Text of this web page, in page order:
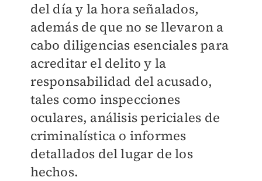
del día y la hora señalados,
además de que no se llevaron a
cabo diligencias esenciales para
acreditar el delito y la
responsabilidad del acusado,
tales como inspecciones
oculares, análisis periciales de
criminalística o informes
detallados del lugar de los
hechos.